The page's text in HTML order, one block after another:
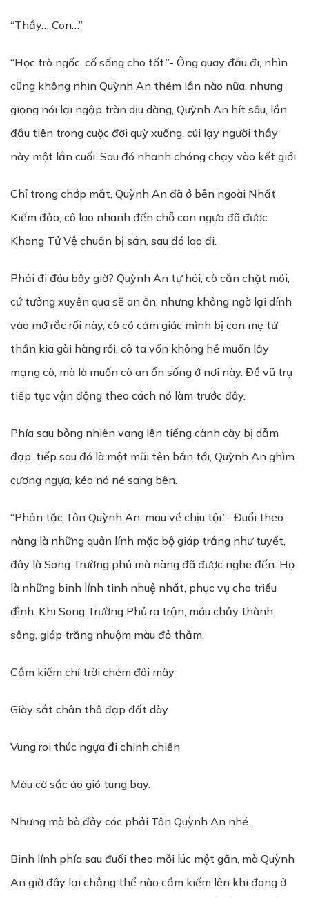
“Thầy… Con…”
“Học trò ngốc, cố sống cho tốt.”- Ông quay đầu đi, nhìn
cũng không nhìn Quỳnh An thêm lần nào nữa, nhưng
giọng nói lại ngập tràn dịu dàng, Quỳnh An hít sâu, lần
đầu tiên trong cuộc đời quỳ xuống, cúi lạy người thầy
này một lần cuối. Sau đó nhanh chóng chạy vào kết giới.
Chỉ trong chớp mắt, Quỳnh An đã ở bên ngoài Nhất
Kiếm đảo, cô lao nhanh đến chỗ con ngựa đã được
Khang Tử Vệ chuẩn bị sẵn, sau đó lao đi.
Phải đi đâu bây giờ? Quỳnh An tự hỏi, cô cắn chặt môi,
cứ tưởng xuyên qua sẽ an ổn, nhưng không ngờ lại dính
vào mớ rắc rối này, cô có cảm giác mình bị con mẹ tử
thần kia gài hàng rồi, cô ta vốn không hề muốn lấy
mạng cô, mà là muốn cô an ổn sống ở nơi này. Để vũ trụ
tiếp tục vận động theo cách nó làm trước đây.
Phía sau bỗng nhiên vang lên tiếng cành cây bị dẫm
đạp, tiếp sau đó là một mũi tên bắn tới, Quỳnh An ghìm
cương ngựa, kéo nó né sang bên.
“Phản tặc Tôn Quỳnh An, mau về chịu tội.”- Đuổi theo
nàng là những quân lính mặc bộ giáp trắng như tuyết,
đây là Song Trường phủ mà nàng đã được nghe đến. Họ
là những binh lính tinh nhuệ nhất, phục vụ cho triều
đình. Khi Song Trường Phủ ra trận, máu chảy thành
sông, giáp trắng nhuộm màu đỏ thẫm.
Cầm kiếm chỉ trời chém đôi mây
Giày sắt chân thô đạp đất dày
Vung roi thúc ngựa đi chinh chiến
Màu cờ sắc áo gió tung bay.
Nhưng mà bà đây cóc phải Tôn Quỳnh An nhé.
Binh lính phía sau đuổi theo mỗi lúc một gần, mà Quỳnh
An giờ đây lại chẳng thể nào cầm kiếm lên khi đang ở